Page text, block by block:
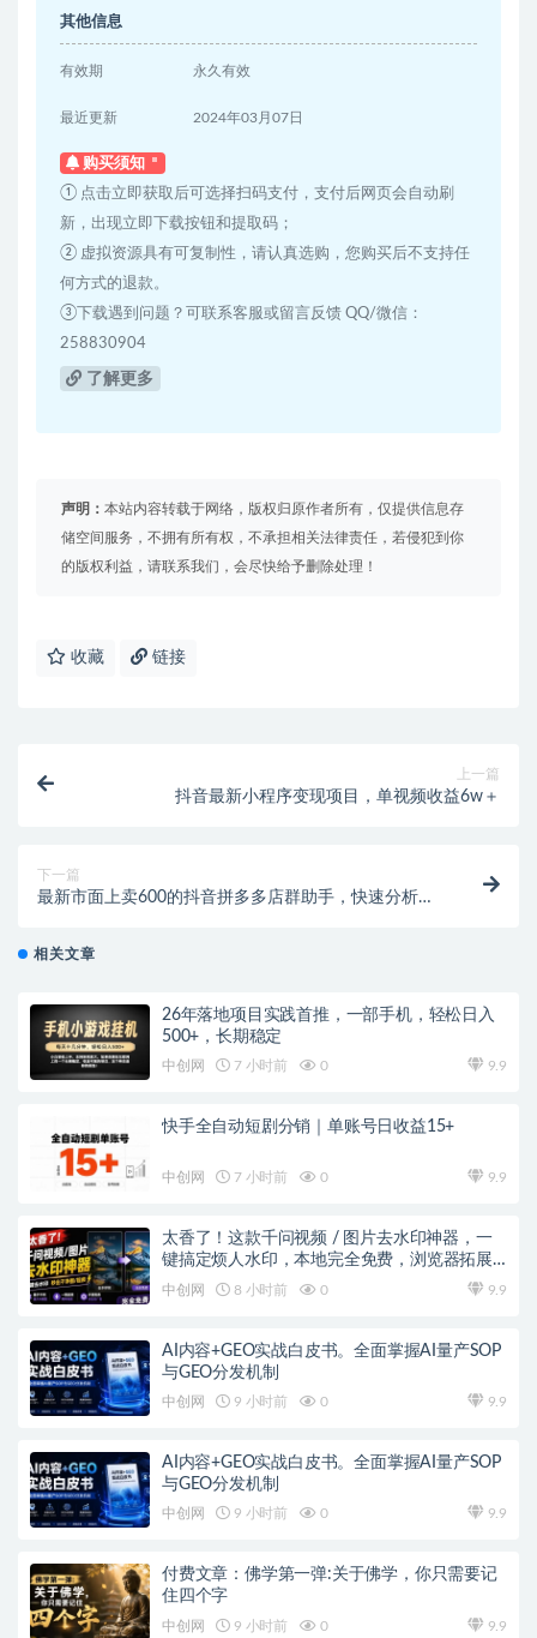
其他信息
有效期 永久有效
最近更新 2024年03月07日
购买须知
① 点击立即获取后可选择扫码支付，支付后网页会自动刷
新，出现立即下载按钮和提取码；
② 虚拟资源具有可复制性，请认真选购，您购买后不支持任
何方式的退款。
③下载遇到问题？可联系客服或留言反馈 QQ/微信：
258830904
了解更多
声明： 本站内容转载于网络，版权归原作者所有，仅提供信息存
储空间服务，不拥有所有权，不承担相关法律责任，若侵犯到你
的版权利益，请联系我们，会尽快给予删除处理！
收藏 链接
上一篇
抖音最新小程序变现项目，单视频收益6w＋
下一篇
最新市面上卖600的抖音拼多多店群助手，快速分析商
相关文章
26年落地项目实践首推，一部手机，轻松日入
500+，长期稳定
中创网 7 小时前 0 9.9
快手全自动短剧分销｜单账号日收益15+
中创网 7 小时前 0 9.9
太香了！这款千问视频 / 图片去水印神器，一
键搞定烦人水印，本地完全免费，浏览器拓展
插件
中创网 8 小时前 0 9.9
AI内容+GEO实战白皮书。全面掌握AI量产SOP
与GEO分发机制
中创网 9 小时前 0 9.9
AI内容+GEO实战白皮书。全面掌握AI量产SOP
与GEO分发机制
中创网 9 小时前 0 9.9
付费文章：佛学第一弹:关于佛学，你只需要记
住四个字
中创网 9 小时前 0 9.9